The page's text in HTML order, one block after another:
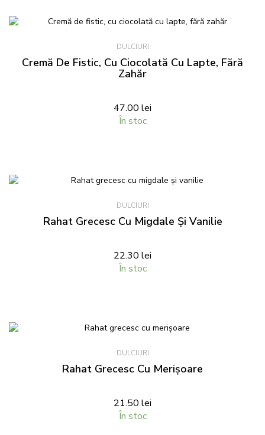
DULCIURI
Cremă De Fistic, Cu Ciocolată Cu Lapte, Fără
Zahăr
47.00 lei
În stoc
DULCIURI
Rahat Grecesc Cu Migdale Și Vanilie
22.30 lei
În stoc
DULCIURI
Rahat Grecesc Cu Merișoare
21.50 lei
În stoc